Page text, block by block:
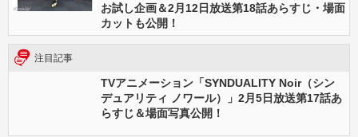
お試し企画＆2月12日放送第18話あらすじ・場面
カットも公開！
注目記事
TVアニメーション「SYNDUALITY Noir（シン
デュアリティ ノワール）」2月5日放送第17話あ
らすじ＆場面写真公開！